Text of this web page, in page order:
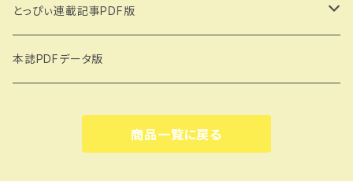
とっぴぃ連載記事PDF版
大塚ものがたり（著：城所信英）
トキワ荘のある街から（著：小出幹雄）
本誌PDFデータ版
商品一覧に戻る